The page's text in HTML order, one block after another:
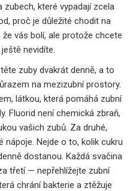
které vypadají zcela
proč je důležité chodit na
vás bolí, ale protože chcete
nevidíte.
zuby dvakrát denně, a to
na mezizubní prostory.
, látkou, která pomáhá zubní
. Fluorid není chemická zbraň,
vašich zubů. Za druhé,
Nejde o to, kolik cukru
dostanou. Každá svačina
třetí — nepřehlížejte zubní
chrání bakterie a ztěžuje